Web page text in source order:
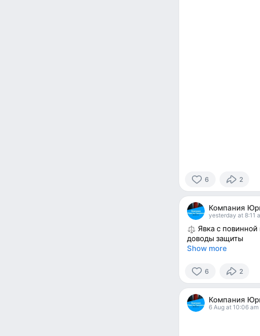
6
6
reacted
2
Компания
yesterday at 8:11
Явка с
доводы защиты
Show more
6
6
reacted
2
Компания
6 Aug at 10:06 am